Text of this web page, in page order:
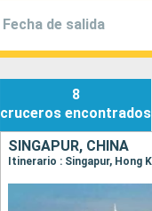
Fecha de salida
8
cruceros encontrados
SINGAPUR, CHINA
Itinerario : Singapur, Hong